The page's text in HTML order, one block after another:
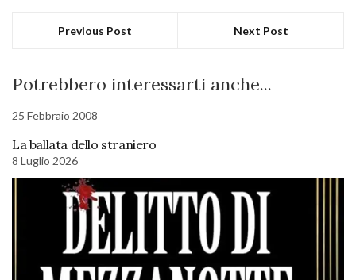
Previous Post Next Post
Potrebbero interessarti anche...
25 Febbraio 2008
La ballata dello straniero
8 Luglio 2026